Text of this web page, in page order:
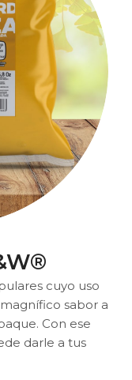
cuyo uso
sabor a
Con ese
darle a tus